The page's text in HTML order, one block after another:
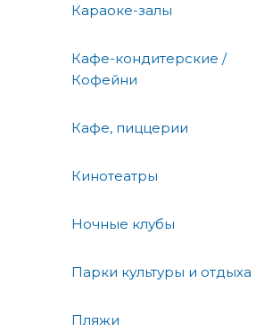
Караоке-залы
Кафе-кондитерские /
Кофейни
Кафе, пиццерии
Кинотеатры
Ночные клубы
Парки культуры и отдыха
Пляжи